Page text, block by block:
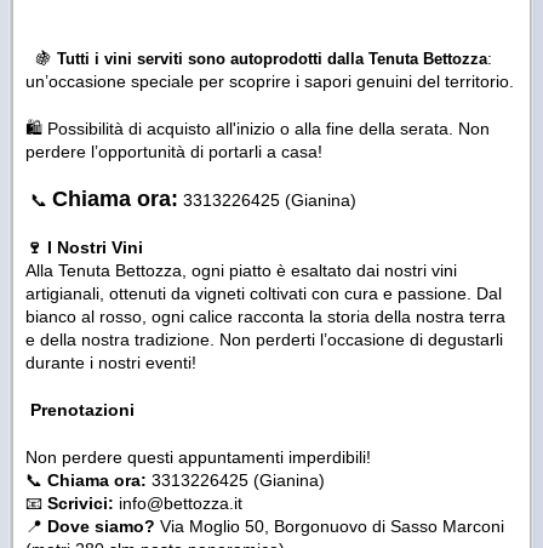
🍇 Tutti i vini serviti sono autoprodotti dalla Tenuta Bettozza:
un’occasione speciale per scoprire i sapori genuini del territorio.
🛍️ Possibilità di acquisto all'inizio o alla fine della serata. Non
perdere l’opportunità di portarli a casa!
📞 Chiama ora: 3313226425 (Gianina)
🍷 I Nostri Vini
Alla Tenuta Bettozza, ogni piatto è esaltato dai nostri vini
artigianali, ottenuti da vigneti coltivati con cura e passione. Dal
bianco al rosso, ogni calice racconta la storia della nostra terra
e della nostra tradizione. Non perderti l’occasione di degustarli
durante i nostri eventi!
Prenotazioni
Non perdere questi appuntamenti imperdibili!
📞 Chiama ora: 3313226425 (Gianina)
📧 Scrivici: info@bettozza.it
📍 Dove siamo? Via Moglio 50, Borgonuovo di Sasso Marconi